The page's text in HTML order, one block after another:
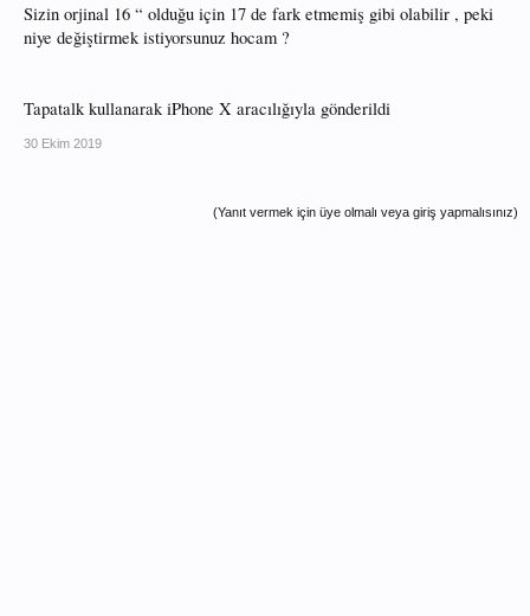
Sizin orjinal 16 “ olduğu için 17 de fark etmemiş gibi olabilir , peki
niye değiştirmek istiyorsunuz hocam ?
Tapatalk kullanarak iPhone X aracılığıyla gönderildi
30 Ekim 2019
(Yanıt vermek için üye olmalı veya giriş yapmalısınız)